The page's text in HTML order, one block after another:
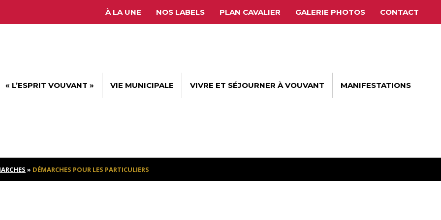
À LA UNE NOS LABELS PLAN CAVALIER GALERIE PHOTOS CONTACT
« L’ESPRIT VOUVANT » VIE MUNICIPALE VIVRE ET SÉJOURNER À VOUVANT MANIFESTATIONS
» DÉMARCHES POUR LES PARTICULIERS